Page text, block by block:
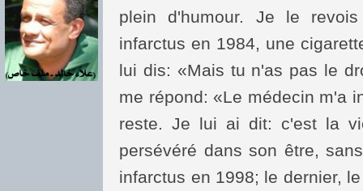
plein d'humour. Je le
infarctus en 1984, une
lui dis: «Mais tu n'as pas le
me répond: «Le médecin m'a
reste. Je lui ai dit: c'est la
persévéré dans son être,
infarctus en 1998; le dernier,